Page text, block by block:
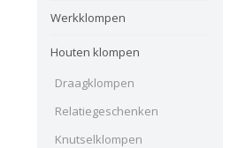
Werkklompen
Houten klompen
Draagklompen
Relatiegeschenken
Knutselklompen